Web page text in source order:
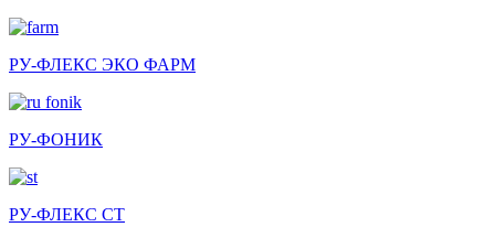
РУ-ФЛЕКС ЭКО ФАРМ
РУ-ФОНИК
РУ-ФЛЕКС СТ